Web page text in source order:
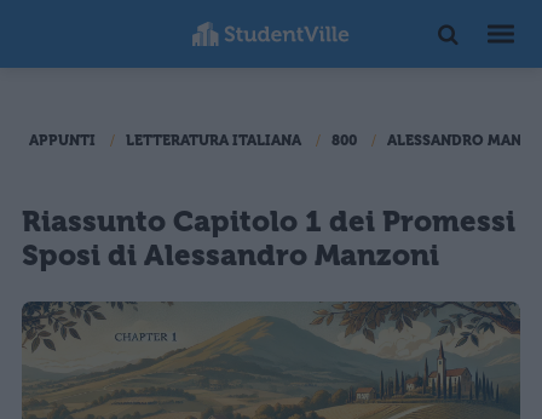
APPUNTI LETTERATURA ITALIANA 800 ALESSANDRO
Riassunto Capitolo 1 dei Promessi
Sposi di Alessandro Manzoni